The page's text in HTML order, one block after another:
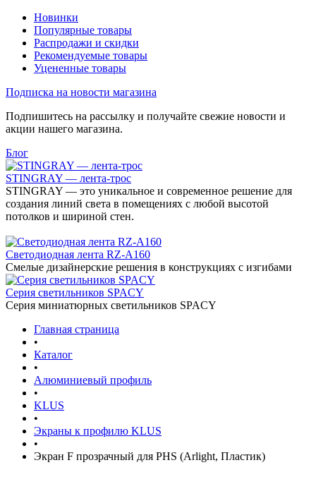
Новинки
Популярные товары
Распродажи и скидки
Рекомендуемые товары
Уцененные товары
Подписка на новости магазина
Подпишитесь на рассылку и получайте свежие новости и
акции нашего магазина.
Блог
STINGRAY — лента-трос
STINGRAY — это уникальное и современное решение для
создания линий света в помещениях с любой высотой
потолков и шириной стен.
Светодиодная лента RZ-A160
Смелые дизайнерские решения в конструкциях с изгибами
Серия светильников SPACY
Серия миниатюрных светильников SPACY
Главная страница
•
Каталог
•
Алюминиевый профиль
•
KLUS
•
Экраны к профилю KLUS
•
Экран F прозрачный для PHS (Arlight, Пластик)